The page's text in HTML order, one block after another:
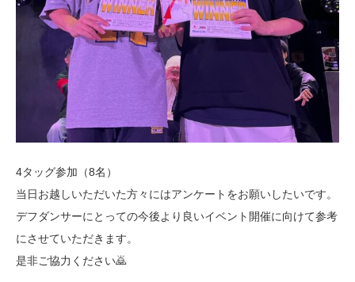
4タッグ参加（8名）
当日お越しいただいた方々にはアンケートをお願いしたいです。
デフダンサーにとっての今後より良いイベント開催に向けて参考
にさせていただきます。
是非ご協力ください🙇